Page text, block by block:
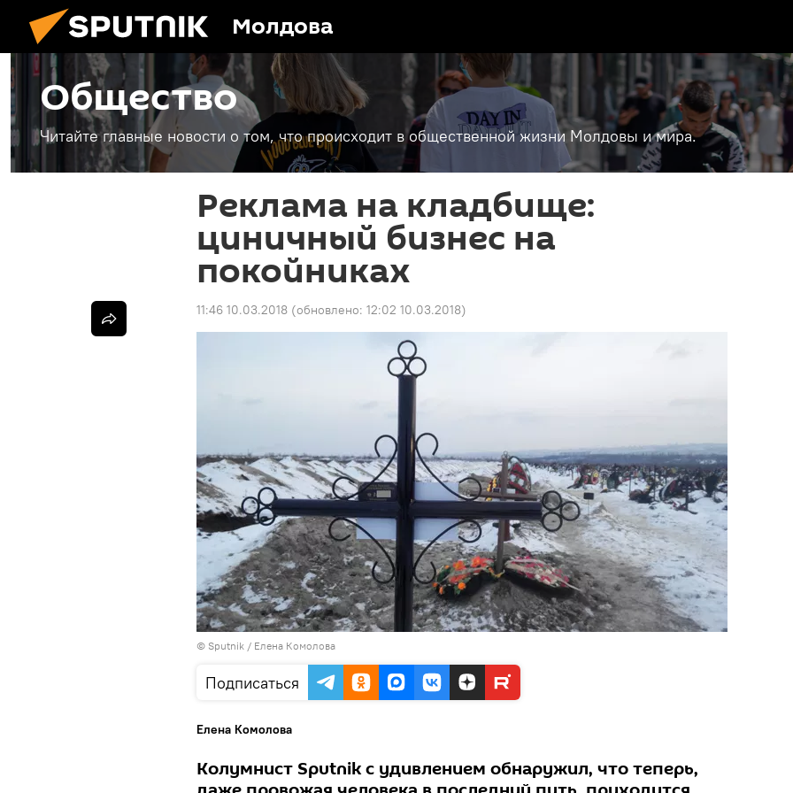
Молдова
Общество
Читайте главные новости о том, что происходит в общественной жизни Молдовы и мира.
Реклама на кладбище:
циничный бизнес на
покойниках
11:46 10.03.2018 (обновлено: 12:02 10.03.2018)
© Sputnik / Елена Комолова
Подписаться
Елена Комолова
Колумнист Sputnik с удивлением обнаружил, что теперь,